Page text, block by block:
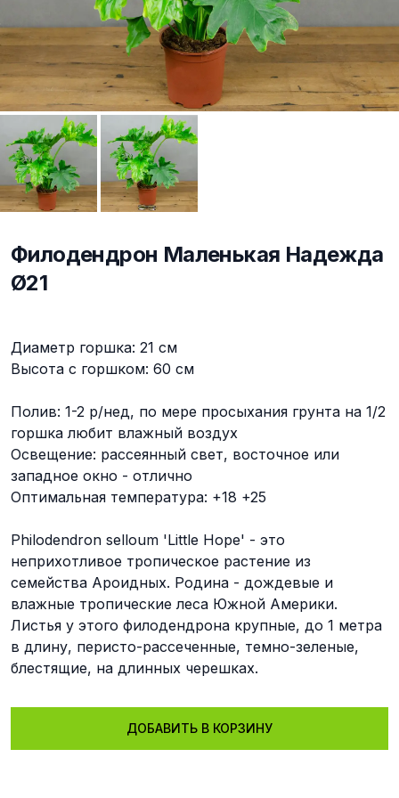
Филодендрон Маленькая Надежда
Ø21
Диаметр горшка: 21 см
Высота с горшком: 60 см
Полив: 1-2 р/нед, по мере просыхания грунта на 1/2
горшка любит влажный воздух
Освещение: рассеянный свет, восточное или
западное окно - отлично
Оптимальная температура: +18 +25
Philodendron selloum 'Little Hope' - это
неприхотливое тропическое растение из
семейства Ароидных. Родина - дождевые и
влажные тропические леса Южной Америки.
Листья у этого филодендрона крупные, до 1 метра
в длину, перисто-рассеченные, темно-зеленые,
блестящие, на длинных черешках.
ДОБАВИТЬ В КОРЗИНУ